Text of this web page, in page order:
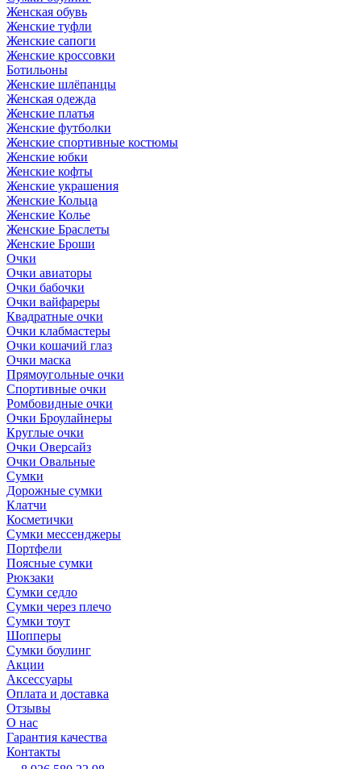
Женская обувь
Женские туфли
Женские сапоги
Женские кроссовки
Ботильоны
Женские шлёпанцы
Женская одежда
Женские платья
Женские футболки
Женские спортивные костюмы
Женские юбки
Женские кофты
Женские украшения
Женские Кольца
Женские Колье
Женские Браслеты
Женские Броши
Очки
Очки авиаторы
Очки бабочки
Очки вайфареры
Квадратные очки
Очки клабмастеры
Очки кошачий глаз
Очки маска
Прямоугольные очки
Спортивные очки
Ромбовидные очки
Очки Броулайнеры
Круглые очки
Очки Оверсайз
Очки Овальные
Сумки
Дорожные сумки
Клатчи
Косметички
Сумки мессенджеры
Портфели
Поясные сумки
Рюкзаки
Сумки седло
Сумки через плечо
Сумки тоут
Шопперы
Сумки боулинг
Акции
Аксессуары
Оплата и доставка
Отзывы
О нас
Гарантия качества
Контакты